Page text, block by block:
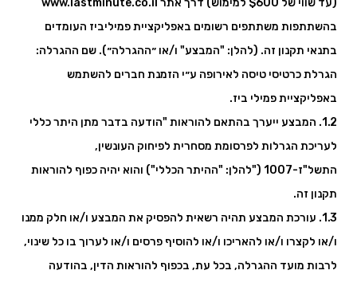
(עד שווי של $600 למימוש) דרך אתר www.lastminute.co.il
בהשתתפות משתתפים רשומים באפליקציית פמיליביז העומדים
בתנאי תקנון זה. (להלן: "המבצע" ו/או ״ההגרלה״). שם ההגרלה:
הגרלת כרטיסי טיסה לאירופה ע״י הזמנת חברים להשתמש
באפליקציית פמילי ביז.
1.2. המבצע ייערך בהתאם להוראות "הודעה בדבר מתן היתר כללי
לעריכת הגרלות לפרסומת מסחרית לפיחוק העונשין,
התשל"ז-1007 ("להלן: "ההיתר הכללי") והוא יהיה כפוף להוראות
תקנון זה.
1.3. עורכת המבצע תהיה רשאית להפסיק את המבצע ו/או חלק ממנו
ו/או לקצרו ו/או להאריכו ו/או להוסיף פרסים ו/או לערוך בו כל שינוי,
לרבות מועד ההגרלה, בכל עת, בכפוף להוראות הדין, בהודעה